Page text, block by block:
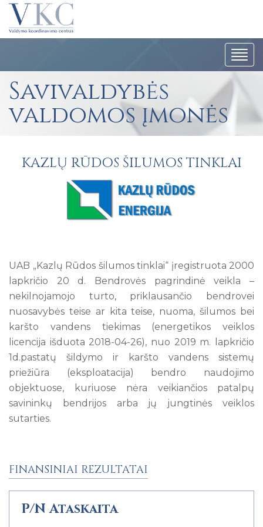
Savivaldybės
valdomos įmonės
KAZLŲ RŪDOS ŠILUMOS TINKLAI
UAB „Kazlų Rūdos šilumos tinklai“ įregistruota 2000
lapkričio 20 d. Bendrovės pagrindinė veikla –
nekilnojamojo turto, priklausančio bendrovei
nuosavybės teise ar kita teise, nuoma, šilumos bei
karšto vandens tiekimas (energetikos veiklos
licencija išduota 2018-04-26), nuo 2019 m. lapkričio
1d.pastatų šildymo ir karšto vandens sistemų
priežiūra (eksploatacija) bendro naudojimo
objektuose, kuriuose nėra veikiančios patalpų
savininkų bendrijos arba jų jungtinės veiklos
sutarties.
FINANSINIAI REZULTATAI
P/N Ataskaita